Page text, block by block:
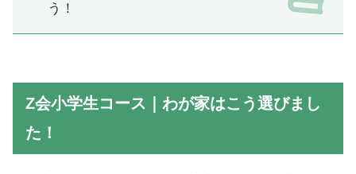
う！
Z会小学生コース｜わが家はこう選びまし
た！